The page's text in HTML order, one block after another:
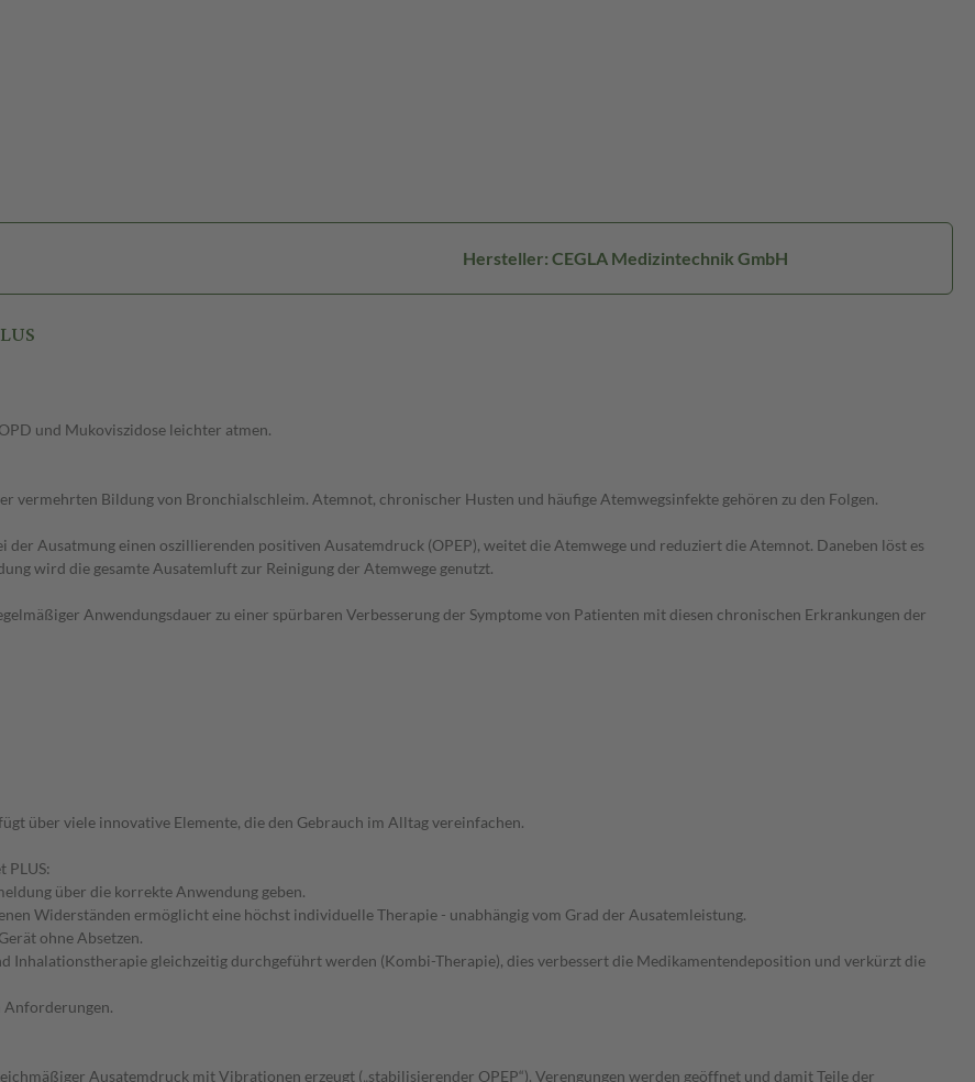
Hersteller: CEGLA Medizintechnik GmbH
und Mukoviszidose leichter atmen.
vermehrten Bildung von Bronchialschleim. Atemnot, chronischer Husten und häufige Atemwegsinfekte gehören zu den Folgen.
der Ausatmung einen oszillierenden positiven Ausatemdruck (OPEP), weitet die Atemwege und reduziert die Atemnot. Daneben löst es
wird die gesamte Ausatemluft zur Reinigung der Atemwege genutzt.
Anwendungsdauer zu einer spürbaren Verbesserung der Symptome von Patienten mit diesen chronischen Erkrankungen der
über viele innovative Elemente, die den Gebrauch im Alltag vereinfachen.
PLUS:
über die korrekte Anwendung geben.
Widerständen ermöglicht eine höchst individuelle Therapie - unabhängig vom Grad der Ausatemleistung.
ohne Absetzen.
gleichzeitig durchgeführt werden (Kombi-Therapie), dies verbessert die Medikamentendeposition und verkürzt die
Anforderungen.
Ausatemdruck mit Vibrationen erzeugt („stabilisierender OPEP“). Verengungen werden geöffnet und damit Teile der